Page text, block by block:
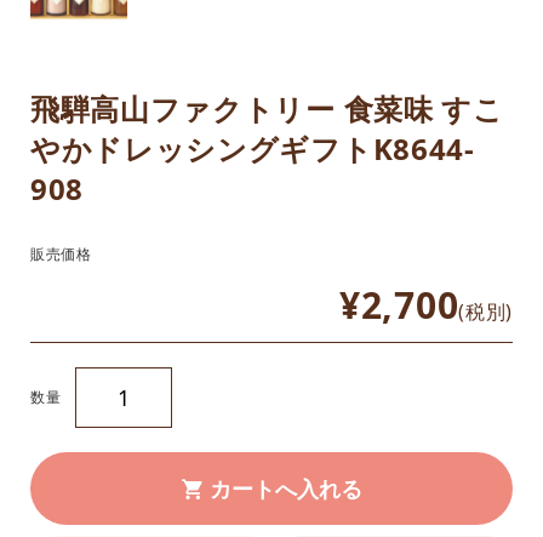
飛騨高山ファクトリー 食菜味 すこ
やかドレッシングギフトK8644-
908
販売価格
¥2,700(税別)
数量